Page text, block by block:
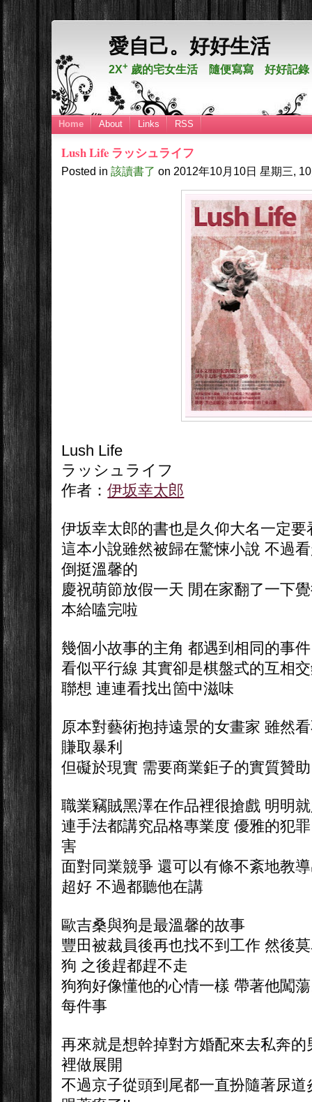
愛自己。好好生活
2X+ 歲的宅女生活 隨便寫寫 好好記錄
Home About Links RSS
Lush Life ラッシュライフ
Posted in該讀書了 on 2012年10月10日星期三,
Lush Life
ラッシュライフ
作者：伊坂幸太郎
伊坂幸太郎的書也是久仰大名一定要
這本小說雖然被歸在驚悚小說 不過
倒挺溫馨的
慶祝萌節放假一天 閒在家翻了一下
本給嗑完啦
幾個小故事的主角 都遇到相同的事件
看似平行線 其實卻是棋盤式的互相
聯想 連連看找出箇中滋味
原本對藝術抱持遠景的女畫家 雖然
賺取暴利
但礙於現實 需要商業鉅子的實質贊助
職業竊賊黑澤在作品裡很搶戲 明明
連手法都講究品格專業度 優雅的犯
害
面對同業競爭 還可以有條不紊地教
超好 不過都聽他在講
歐吉桑與狗是最溫馨的故事
豐田被裁員後再也找不到工作 然後
狗 之後趕都趕不走
狗狗好像懂他的心情一樣 帶著他闖
每件事
再來就是想幹掉對方婚配來去私奔
裡做展開
不過京子從頭到尾都一直扮隨著尿